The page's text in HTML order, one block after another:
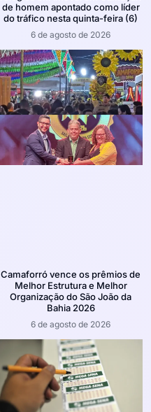
de homem apontado como líder
do tráfico nesta quinta-feira (6)
6 de agosto de 2026
Camaforró vence os prêmios de
Melhor Estrutura e Melhor
Organização do São João da
Bahia 2026
6 de agosto de 2026